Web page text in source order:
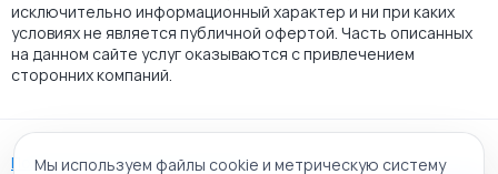
исключительно информационный характер и ни при каких
условиях не является публичной офертой. Часть описанных
на данном сайте услуг оказываются с привлечением
сторонних компаний.
Пользовательское соглашение
Мы используем файлы cookie и метрическую систему